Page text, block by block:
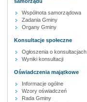
Wspólnota samorządowa
Zadania Gminy
Organy Gminy
Konsultacje społeczne
Ogłoszenia o konsultacjach
Wyniki konsultacji
Oświadczenia majątkowe
Informacje ogólne
Wzory oświadczeń
Rada Gminy